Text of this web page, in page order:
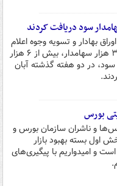
بهادار و تسویه وجوه اعلام
کرد: ۴ میلیون و ۳۶۲ هزار سهامدار، بیش از ۶ هزار
سود، در دو هفته گذشته آبان
بورس
و ناشران سازمان بورس و
اول بسته بهبود بازار
و امیدواریم با پیگیری‌های